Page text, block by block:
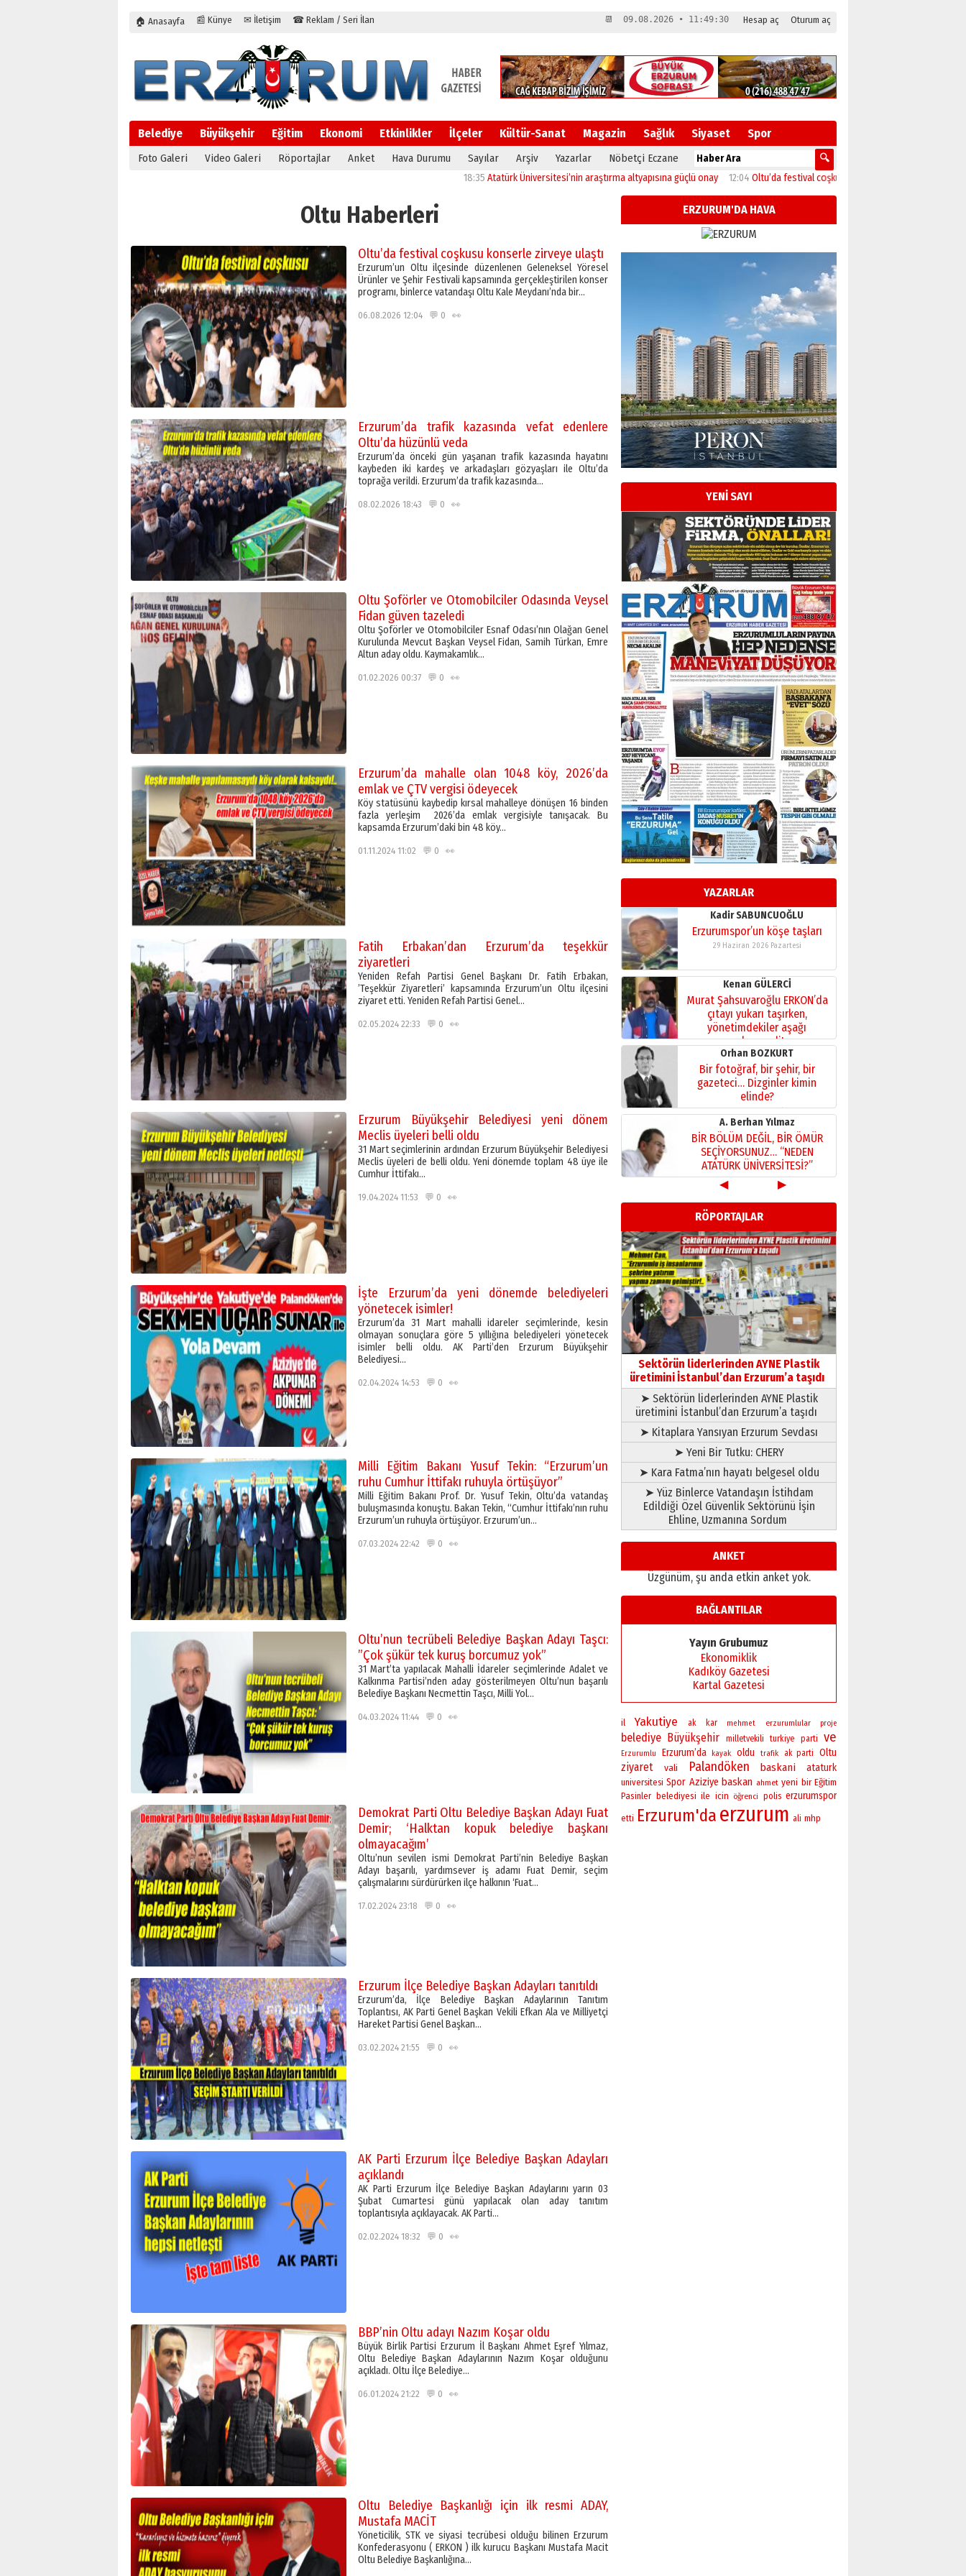
🏠 Anasayfa 📰 Künye ✉ İletişim ☎ Reklam / Seri İlan Hesap aç Oturum aç
📆 09.08.2026 • 11:49:31
Belediye Büyükşehir Eğitim Ekonomi Etkinlikler İlçeler Kültür-Sanat Magazin Sağlık Siyaset Spor
Foto Galeri Video Galeri Röportajlar Anket Hava Durumu Sayılar Arşiv Yazarlar Nöbetçi Eczane
Atatürk Üniversitesi’nin araştırma altyapısına güçlü onay 12:04 Oltu’da festival coşkusu konserle zirveye ulaştı
Oltu Haberleri
Oltu’da festival coşkusu konserle zirveye ulaştı
Erzurum’un Oltu ilçesinde düzenlenen Geleneksel Yöresel
Ürünler ve Şehir Festivali kapsamında gerçekleştirilen konser
programı, binlerce vatandaşı Oltu Kale Meydanı’nda bir…
06.08.2026 12:04 💬 0 👀
Erzurum’da trafik kazasında vefat edenlere
Oltu’da hüzünlü veda
Erzurum’da önceki gün yaşanan trafik kazasında hayatını
kaybeden iki kardeş ve arkadaşları gözyaşları ile Oltu’da
toprağa verildi. Erzurum’da trafik kazasında…
08.02.2026 18:43 💬 0 👀
Oltu Şoförler ve Otomobilciler Odasında Veysel
Fidan güven tazeledi
Oltu Şoförler ve Otomobilciler Esnaf Odası’nın Olağan Genel
Kurulunda Mevcut Başkan Veysel Fidan, Samih Türkan, Emre
Altun aday oldu. Kaymakamlık…
01.02.2026 00:37 💬 0 👀
Erzurum’da mahalle olan 1048 köy, 2026’da
emlak ve ÇTV vergisi ödeyecek
Köy statüsünü kaybedip kırsal mahalleye dönüşen 16 binden
fazla yerleşim 2026’da emlak vergisiyle tanışacak. Bu
kapsamda Erzurum’daki bin 48 köy…
01.11.2024 11:02 💬 0 👀
Fatih Erbakan’dan Erzurum’da teşekkür
ziyaretleri
Yeniden Refah Partisi Genel Başkanı Dr. Fatih Erbakan,
’Teşekkür Ziyaretleri’ kapsamında Erzurum’un Oltu ilçesini
ziyaret etti. Yeniden Refah Partisi Genel…
02.05.2024 22:33 💬 0 👀
Erzurum Büyükşehir Belediyesi yeni dönem
Meclis üyeleri belli oldu
31 Mart seçimlerinin ardından Erzurum Büyükşehir Belediyesi
Meclis üyeleri de belli oldu. Yeni dönemde toplam 48 üye ile
Cumhur İttifakı…
19.04.2024 11:53 💬 0 👀
İşte Erzurum’da yeni dönemde belediyeleri
yönetecek isimler!
Erzurum’da 31 Mart mahalli idareler seçimlerinde, kesin
olmayan sonuçlara göre 5 yıllığına belediyeleri yönetecek
isimler belli oldu. AK Parti’den Erzurum Büyükşehir
Belediyesi…
02.04.2024 14:53 💬 0 👀
Milli Eğitim Bakanı Yusuf Tekin: “Erzurum’un
ruhu Cumhur İttifakı ruhuyla örtüşüyor”
Milli Eğitim Bakanı Prof. Dr. Yusuf Tekin, Oltu’da vatandaş
buluşmasında konuştu. Bakan Tekin, “Cumhur İttifakı’nın ruhu
Erzurum’un ruhuyla örtüşüyor. Erzurum’un…
07.03.2024 22:42 💬 0 👀
Oltu’nun tecrübeli Belediye Başkan Adayı Taşcı:
”Çok şükür tek kuruş borcumuz yok”
31 Mart’ta yapılacak Mahalli İdareler seçimlerinde Adalet ve
Kalkınma Partisi’nden aday gösterilmeyen Oltu’nun başarılı
Belediye Başkanı Necmettin Taşcı, Milli Yol…
04.03.2024 11:44 💬 0 👀
Demokrat Parti Oltu Belediye Başkan Adayı Fuat
Demir; ‘Halktan kopuk belediye başkanı
olmayacağım’
Oltu’nun sevilen ismi Demokrat Parti’nin Belediye Başkan
Adayı başarılı, yardımsever iş adamı Fuat Demir, seçim
çalışmalarını sürdürürken ilçe halkının ‘Fuat…
17.02.2024 23:18 💬 0 👀
Erzurum İlçe Belediye Başkan Adayları tanıtıldı
Erzurum’da, İlçe Belediye Başkan Adaylarının Tanıtım
Toplantısı, AK Parti Genel Başkan Vekili Efkan Ala ve Milliyetçi
Hareket Partisi Genel Başkan…
03.02.2024 21:55 💬 0 👀
AK Parti Erzurum İlçe Belediye Başkan Adayları
açıklandı
AK Parti Erzurum İlçe Belediye Başkan Adaylarını yarın 03
Şubat Cumartesi günü yapılacak olan aday tanıtım
toplantısıyla açıklayacak. AK Parti…
02.02.2024 18:32 💬 0 👀
BBP’nin Oltu adayı Nazım Koşar oldu
Büyük Birlik Partisi Erzurum İl Başkanı Ahmet Eşref Yılmaz,
Oltu Belediye Başkan Adaylarının Nazım Koşar olduğunu
açıkladı. Oltu İlçe Belediye…
06.01.2024 21:22 💬 0 👀
Oltu Belediye Başkanlığı için ilk resmi ADAY,
Mustafa MACİT
Yöneticilik, STK ve siyasi tecrübesi olduğu bilinen Erzurum
Konfederasyonu ( ERKON ) ilk kurucu Başkanı Mustafa Macit
Oltu Belediye Başkanlığına…
ERZURUM'DA HAVA
YENİ SAYI
YAZARLAR
Esat BİNDESEN
Başkan Sekmen’den Erzurum’a
bir vizyon proje daha!
02 Ağustos 2026 Pazar
Kadir SABUNCUOĞLU
Erzurumspor’un köşe taşları
29 Haziran 2026 Pazartesi
Kenan GÜLERCİ
Murat Şahsuvaroğlu ERKON’da
çıtayı yukarı taşırken,
yönetimdekiler aşağı
çekmemeli!
17 Şubat 2026 SalıOrhan BOZKURT
Bir fotoğraf, bir şehir, bir
gazeteci… Dizginler kimin
elinde?
31 Mart 2026 Salı
A. Berhan Yılmaz
BİR BÖLÜM DEĞİL, BİR ÖMÜR
SEÇİYORSUNUZ… “NEDEN
ATATÜRK ÜNİVERSİTESİ?”
28 Temmuz 2026 Salı
Ahmet Gökhan YAZICI
Ahmed Yesevi’den bir
Alperen… ”Reisimiz” idi…
Hakka yürüdü.!
26 Mart 2026 Perşembe
Cem Bakırcı
Ardında bıraktığı hatıralarıyla
gönül adamı Faruk Terzioğlu!
13 Mayıs 2026 Çarşamba
Esat BİNDESEN
Başkan Sekmen’den Erzurum’a
bir vizyon proje daha!
02 Ağustos 2026 Pazar
Kadir SABUNCUOĞLU
Erzurumspor’un köşe taşları
29 Haziran 2026 Pazartesi
Kenan GÜLERCİ
Murat Şahsuvaroğlu ERKON’da
çıtayı yukarı taşırken,
yönetimdekiler aşağı
çekmemeli!
17 Şubat 2026 SalıOrhan BOZKURT
Bir fotoğraf, bir şehir, bir
gazeteci… Dizginler kimin
elinde?
31 Mart 2026 Salı
A. Berhan Yılmaz
BİR BÖLÜM DEĞİL, BİR ÖMÜR
SEÇİYORSUNUZ… “NEDEN
ATATÜRK ÜNİVERSİTESİ?”
28 Temmuz 2026 Salı
Ahmet Gökhan YAZICI
Ahmed Yesevi’den bir
Alperen… ”Reisimiz” idi…
Hakka yürüdü.!
26 Mart 2026 Perşembe
Cem Bakırcı
Ardında bıraktığı hatıralarıyla
gönül adamı Faruk Terzioğlu!
13 Mayıs 2026 Çarşamba
Esat BİNDESEN
Başkan Sekmen’den Erzurum’a
bir vizyon proje daha!
02 Ağustos 2026 Pazar
◀ ▶
RÖPORTAJLAR
Sektörün liderlerinden AYNE Plastik
üretimini İstanbul’dan Erzurum’a taşıdı
➤ Sektörün liderlerinden AYNE Plastik
üretimini İstanbul’dan Erzurum’a taşıdı
➤ Kitaplara Yansıyan Erzurum Sevdası
➤ Yeni Bir Tutku: CHERY
➤ Kara Fatma’nın hayatı belgesel oldu
➤ Yüz Binlerce Vatandaşın İstihdam
Edildiği Özel Güvenlik Sektörünü İşin
Ehline, Uzmanına Sordum
ANKET
Üzgünüm, şu anda etkin anket yok.
BAĞLANTILAR
Yayın Grubumuz
Ekonomiklik
Kadıköy Gazetesi
Kartal Gazetesi
il Yakutiye ak kar mehmet erzurumlular proje
belediye Büyükşehir milletvekili turkiye parti ve
Erzurumlu Erzurum’da kayak oldu trafik ak parti Oltu
ziyaret vali Palandöken baskani ataturk
universitesi Spor Aziziye baskan ahmet yeni bir Eğitim
Pasinler belediyesi ile icin öğrenci polis erzurumspor
etti Erzurum'da erzurum ali mhp